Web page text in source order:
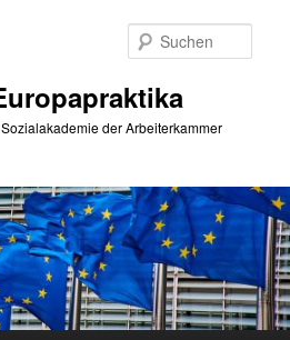
der Arbeiterkammer